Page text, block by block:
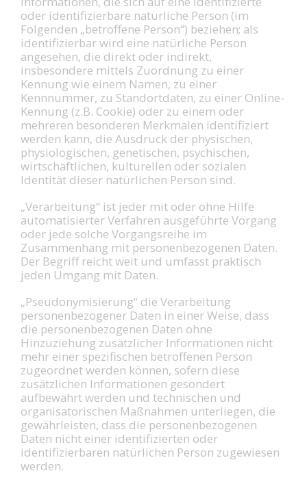
oder identifizierbare natürliche Person (im
Folgenden „betroffene Person“) beziehen; als
identifizierbar wird eine natürliche Person
angesehen, die direkt oder indirekt,
insbesondere mittels Zuordnung zu einer
Kennung wie einem Namen, zu einer
Kennnummer, zu Standortdaten, zu einer Online-
Kennung (z.B. Cookie) oder zu einem oder
mehreren besonderen Merkmalen identifiziert
werden kann, die Ausdruck der physischen,
physiologischen, genetischen, psychischen,
wirtschaftlichen, kulturellen oder sozialen
Identität dieser natürlichen Person sind.
„Verarbeitung“ ist jeder mit oder ohne Hilfe
automatisierter Verfahren ausgeführte Vorgang
oder jede solche Vorgangsreihe im
Zusammenhang mit personenbezogenen Daten.
Der Begriff reicht weit und umfasst praktisch
jeden Umgang mit Daten.
„Pseudonymisierung“ die Verarbeitung
personenbezogener Daten in einer Weise, dass
die personenbezogenen Daten ohne
Hinzuziehung zusätzlicher Informationen nicht
mehr einer spezifischen betroffenen Person
zugeordnet werden können, sofern diese
zusätzlichen Informationen gesondert
aufbewahrt werden und technischen und
organisatorischen Maßnahmen unterliegen, die
gewährleisten, dass die personenbezogenen
Daten nicht einer identifizierten oder
identifizierbaren natürlichen Person zugewiesen
werden.